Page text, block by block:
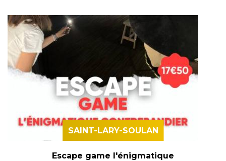
SAINT-LARY-SOULAN
Escape game l'énigmatique